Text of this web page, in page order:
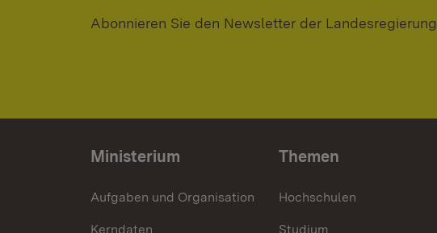
Abonnieren Sie den Newsletter der Landesregierung.
Ministerium
Aufgaben und Organisation
Kerndaten
Themen
Hochschulen
Studium